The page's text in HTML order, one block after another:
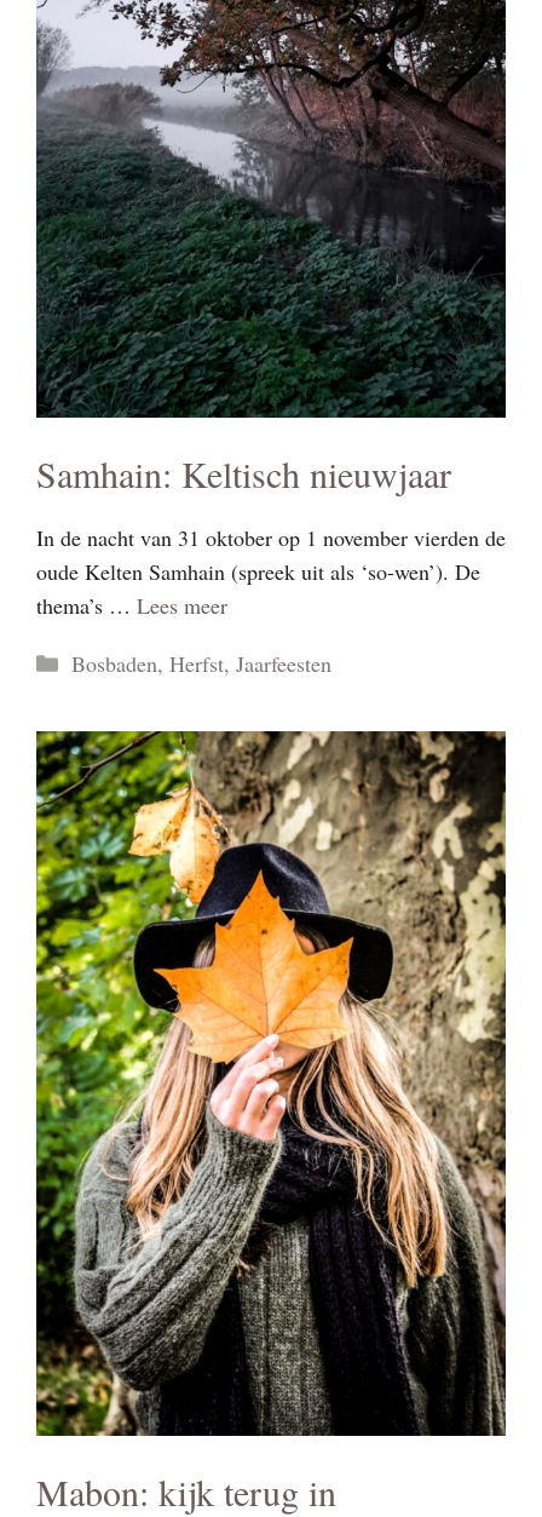
Samhain: Keltisch nieuwjaar
In de nacht van 31 oktober op 1 november vierden de
oude Kelten Samhain (spreek uit als ‘so-wen’). De
thema’s … Lees meer
Categorieën
Bosbaden, Herfst, Jaarfeesten
Mabon: kijk terug in